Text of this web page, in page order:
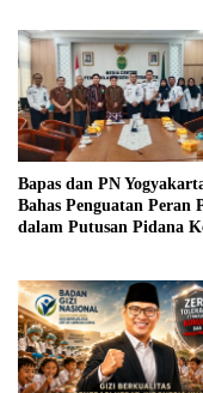
Bapas dan PN
Bahas Penguatan Peran
dalam Putusan Pidana